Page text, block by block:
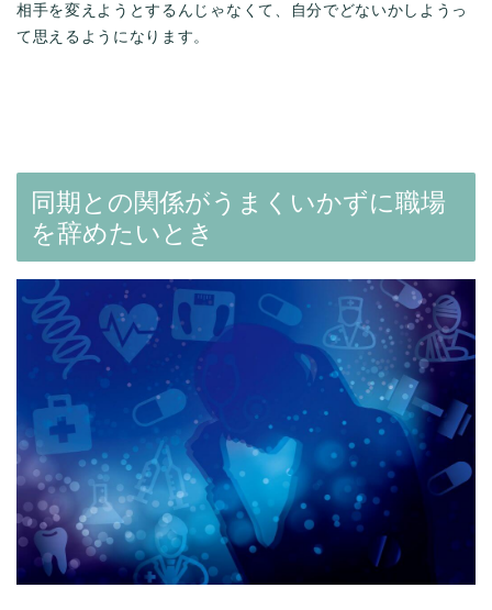
相手を変えようとするんじゃなくて、自分でどないかしようっ
て思えるようになります。
同期との関係がうまくいかずに職場
を辞めたいとき